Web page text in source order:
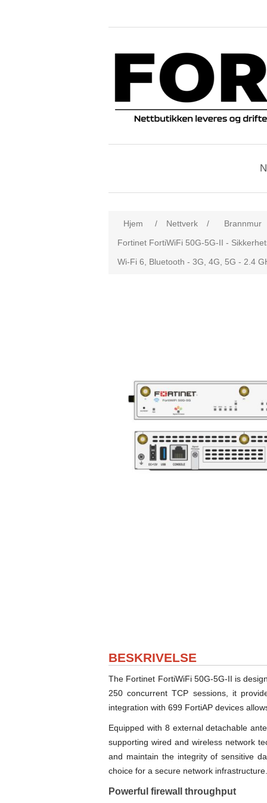
Hjem / Nettverk /
Brannmur
Fortinet FortiWiFi 50G-5G-II -
Wi-Fi 6, Bluetooth - 3G, 4G, 5G - 2.4
BESKRIVELSE
The Fortinet FortiWiFi 50G-5G-II is
250 concurrent TCP sessions, it
integration with 699 FortiAP devices
Equipped with 8 external detachable
supporting wired and wireless network
and maintain the integrity of sensitive
choice for a secure network infrastructure.
Powerful firewall throughput